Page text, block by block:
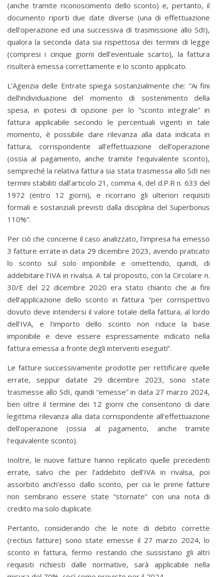
(anche tramite riconoscimento dello sconto) e, pertanto, il
documento riporti due date diverse (una di effettuazione
dell’operazione ed una successiva di trasmissione allo SdI),
qualora la seconda data sia rispettosa dei termini di legge
(compresi i cinque giorni dell’eventuale scarto), la fattura
risulterà emessa correttamente e lo sconto applicato.
L’Agenzia delle Entrate spiega sostanzialmente che: “Ai fini
dell’individuazione del momento di sostenimento della
spesa, in ipotesi di opzione per lo ”sconto integrale” in
fattura applicabile secondo le percentuali vigenti in tale
momento, è possibile dare rilevanza alla data indicata in
fattura, corrispondente all’effettuazione dell’operazione
(ossia al pagamento, anche tramite l’equivalente sconto),
sempreché la relativa fattura sia stata trasmessa allo SdI nei
termini stabiliti dall’articolo 21, comma 4, del d.P.R n. 633 del
1972 (entro 12 giorni), e ricorrano gli ulteriori requisiti
formali e sostanziali previsti dalla disciplina del Superbonus
110%”.
Per ciò che concerne il caso analizzato, l’impresa ha emesso
3 fatture errate in data 29 dicembre 2023, avendo praticato
lo sconto sul solo imponibile e omettendo, quindi, di
addebitare l’IVA in rivalsa. A tal proposito, con la Circolare n.
30/E del 22 dicembre 2020 era stato chiarito che ai fini
dell’applicazione dello sconto in fattura “per corrispettivo
dovuto deve intendersi il valore totale della fattura, al lordo
dell’IVA, e l’importo dello sconto non riduce la base
imponibile e deve essere espressamente indicato nella
fattura emessa a fronte degli interventi eseguiti”.
Le fatture successivamente prodotte per rettificare quelle
errate, seppur datate 29 dicembre 2023, sono state
trasmesse allo SdI, quindi “emesse” in data 27 marzo 2024,
ben oltre il termine dei 12 giorni che consentono di dare
legittima rilevanza alla data corrispondente all’effettuazione
dell’operazione (ossia al pagamento, anche tramite
l’equivalente sconto).
Inoltre, le nuove fatture hanno replicato quelle precedenti
errate, salvo che per l’addebito dell’IVA in rivalsa, poi
assorbito anch’esso dallo sconto, per cui le prime fatture
non sembrano essere state “stornate” con una nota di
credito ma solo duplicate.
Pertanto, considerando che le note di debito corrette
(rectius fatture) sono state emesse il 27 marzo 2024, lo
sconto in fattura, fermo restando che sussistano gli altri
requisiti richiesti dalle normative, sarà applicabile nella